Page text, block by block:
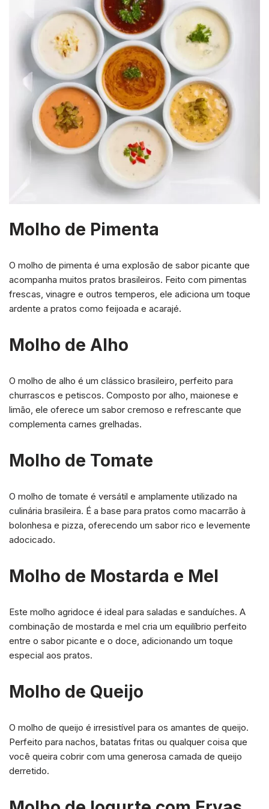
Molho de Pimenta
O molho de pimenta é uma explosão de sabor picante que
acompanha muitos pratos brasileiros. Feito com pimentas
frescas, vinagre e outros temperos, ele adiciona um toque
ardente a pratos como feijoada e acarajé.
Molho de Alho
O molho de alho é um clássico brasileiro, perfeito para
churrascos e petiscos. Composto por alho, maionese e
limão, ele oferece um sabor cremoso e refrescante que
complementa carnes grelhadas.
Molho de Tomate
O molho de tomate é versátil e amplamente utilizado na
culinária brasileira. É a base para pratos como macarrão à
bolonhesa e pizza, oferecendo um sabor rico e levemente
adocicado.
Molho de Mostarda e Mel
Este molho agridoce é ideal para saladas e sanduíches. A
combinação de mostarda e mel cria um equilíbrio perfeito
entre o sabor picante e o doce, adicionando um toque
especial aos pratos.
Molho de Queijo
O molho de queijo é irresistível para os amantes de queijo.
Perfeito para nachos, batatas fritas ou qualquer coisa que
você queira cobrir com uma generosa camada de queijo
derretido.